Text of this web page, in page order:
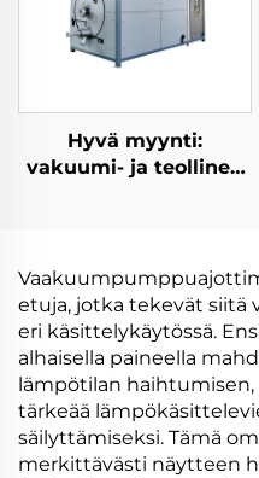
Hyvä myynti:
vakuumi- ja teollinen
jättevesien käsittelyyn
etuja, jotka tekevät
eri käsittelykäytössä.
alhaisella paineella
lämpötilan haihtumisen,
tärkeää
säilyttämiseksi. Tämä
merkittävästi näytteen